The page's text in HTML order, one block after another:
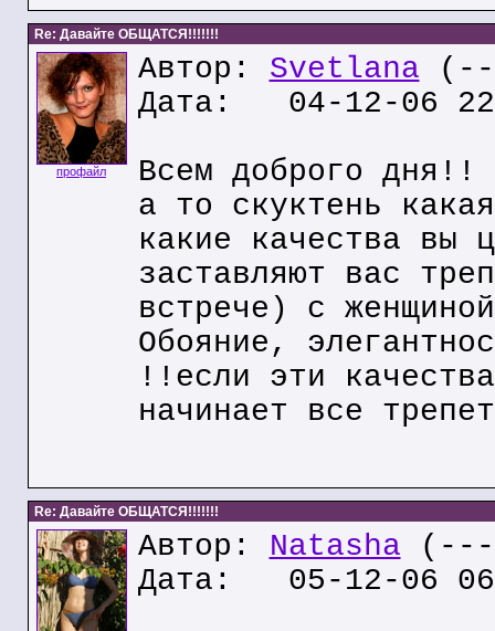
Re: Давайте ОБЩАТСЯ!!!!!!!
профайл
Автор: Svetlana
Дата: 04-12-06
Всем доброго дня!!
а то скуктень
какие качества вы
заставляют вас
встрече) с
Обояние,
!!если эти
начинает все
Re: Давайте ОБЩАТСЯ!!!!!!!
Автор: Natasha (---
Дата: 05-12-06